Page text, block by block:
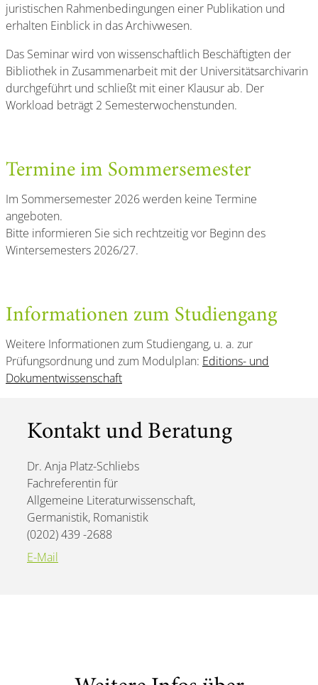
juristischen Rahmenbedingungen einer Publikation und
erhalten Einblick in das Archivwesen.
Das Seminar wird von wissenschaftlich Beschäftigten der
Bibliothek in Zusammenarbeit mit der Universitätsarchivarin
durchgeführt und schließt mit einer Klausur ab. Der
Workload beträgt 2 Semesterwochenstunden.
Termine im Sommersemester
Im Sommersemester 2026 werden keine Termine
angeboten.
Bitte informieren Sie sich rechtzeitig vor Beginn des
Wintersemesters 2026/27.
Informationen zum Studiengang
Weitere Informationen zum Studiengang, u. a. zur
Prüfungsordnung und zum Modulplan: Editions- und
Dokumentwissenschaft
Kontakt und Beratung
Dr. Anja Platz-Schliebs
Fachreferentin für
Allgemeine Literaturwissenschaft,
Germanistik, Romanistik
(0202) 439 -2688
E-Mail